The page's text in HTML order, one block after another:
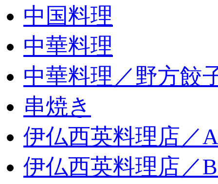
中国料理
中華料理
中華料理／野方餃
串焼き
伊仏西英料理店／
伊仏西英料理店／